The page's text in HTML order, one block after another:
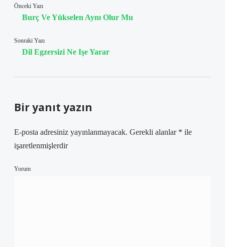
Önceki Yazı
Burç Ve Yükselen Aynı Olur Mu
Sonraki Yazı
Dil Egzersizi Ne Işe Yarar
Bir yanıt yazın
E-posta adresiniz yayınlanmayacak. Gerekli alanlar * ile
işaretlenmişlerdir
Yorum